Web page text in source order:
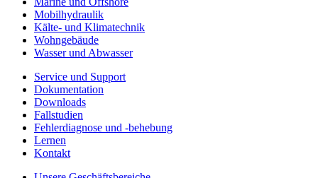
Mobilhydraulik
Kälte- und Klimatechnik
Wohngebäude
Wasser und Abwasser
Service und Support
Dokumentation
Downloads
Fallstudien
Fehlerdiagnose und -behebung
Lernen
Kontakt